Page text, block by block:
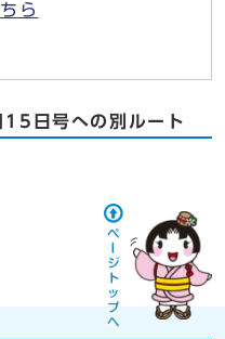
ら
日号への別ルート